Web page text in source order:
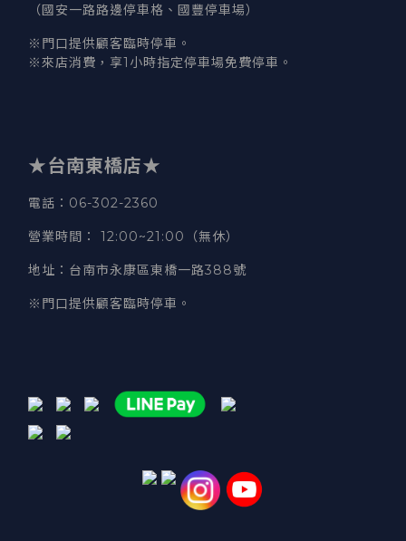
（國安一路路邊停車格、國豐停車場）
※門口提供顧客臨時停車。
※來店消費，享1小時指定停車場免費停車。
★台南東橋店★
電話 ：06-302-2360
營業時間 ： 12:00~21:00（無休）
地址 ：台南市永康區東橋一路388號
※門口提供顧客臨時停車。